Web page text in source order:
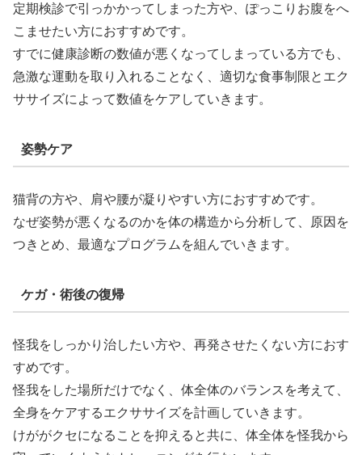
定期検診で引っかかってしまった方や、ぽっこりお腹をへ
こませたい方におすすめです。
すでに健康診断の数値が悪くなってしまっている方でも、
急激な運動を取り入れることなく、適切な食事制限とエク
ササイズによって数値をケアしていきます。
姿勢ケア
猫背の方や、肩や腰が凝りやすい方におすすめです。
なぜ姿勢が悪くなるのかを体の構造から分析して、原因を
つきとめ、最適なプログラムを組んでいきます。
ケガ・術後の復帰
怪我をしっかり治したい方や、再発させたくない方におす
すめです。
怪我をした場所だけでなく、体全体のバランスを考えて、
全身をケアするエクササイズを計画していきます。
けががクセになることを抑えると共に、体全体を怪我から